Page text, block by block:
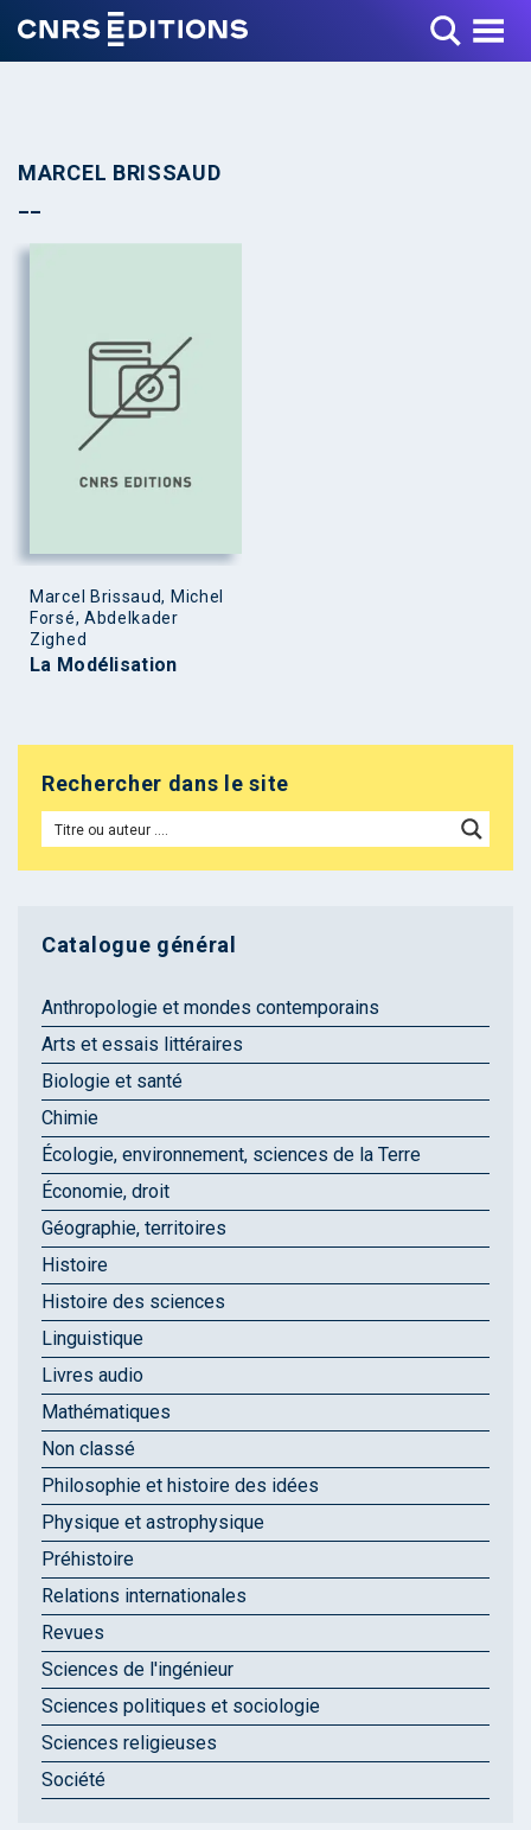
Toggle Menu
MARCEL BRISSAUD
Marcel Brissaud, Michel
Forsé, Abdelkader
Zighed
La Modélisation
Rechercher dans le site
Catalogue général
Anthropologie et mondes contemporains
Arts et essais littéraires
Biologie et santé
Chimie
Écologie, environnement, sciences de la Terre
Économie, droit
Géographie, territoires
Histoire
Histoire des sciences
Linguistique
Livres audio
Mathématiques
Non classé
Philosophie et histoire des idées
Physique et astrophysique
Préhistoire
Relations internationales
Revues
Sciences de l'ingénieur
Sciences politiques et sociologie
Sciences religieuses
Société